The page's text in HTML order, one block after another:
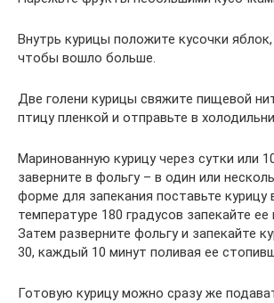
Внутрь курицы положите кусочки яблок,
чтобы вошло больше.
Две голени курицы свяжите пищевой
птицу пленкой и отправьте в
Маринованную курицу через сутки или
заверните в фольгу – в один или
форме для запекания поставьте курицу
температуре 180 градусов запекайте ее
Затем разверните фольгу и запекайте
30, каждый 10 минут поливая ее
Готовую курицу можно сразу же